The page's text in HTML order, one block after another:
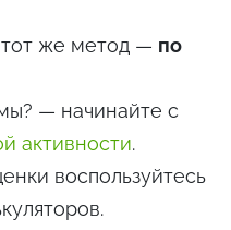
же метод — по
— начинайте с
активности.
воспользуйтесь